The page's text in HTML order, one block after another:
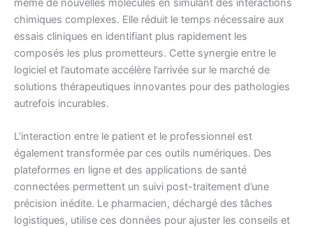
même de nouvelles molécules en simulant des interactions
chimiques complexes. Elle réduit le temps nécessaire aux
essais cliniques en identifiant plus rapidement les
composés les plus prometteurs. Cette synergie entre le
logiciel et l’automate accélère l’arrivée sur le marché de
solutions thérapeutiques innovantes pour des pathologies
autrefois incurables.
L’interaction entre le patient et le professionnel est
également transformée par ces outils numériques. Des
plateformes en ligne et des applications de santé
connectées permettent un suivi post-traitement d’une
précision inédite. Le pharmacien, déchargé des tâches
logistiques, utilise ces données pour ajuster les conseils et